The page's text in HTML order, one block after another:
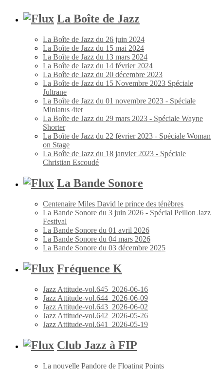
La Boîte de Jazz
La Boîte de Jazz du 26 juin 2024
La Boîte de Jazz du 15 mai 2024
La Boîte de Jazz du 13 mars 2024
La Boîte de Jazz du 14 février 2024
La Boîte de Jazz du 20 décembre 2023
La Boîte de Jazz du 15 Novembre 2023 Spéciale
Jultrane
La Boîte de Jazz du 01 novembre 2023 - Spéciale
Miniatus 4tet
La Boîte de Jazz du 29 mars 2023 - Spéciale Wayne
Shorter
La Boîte de Jazz du 22 février 2023 - Spéciale Woman
on Stage
La Boîte de Jazz du 18 janvier 2023 - Spéciale
Christian Escoudé
La Bande Sonore
Centenaire Miles David le prince des ténèbres
La Bande Sonore du 3 juin 2026 - Spécial Peillon Jazz
Festival
La Bande Sonore du 01 avril 2026
La Bande Sonore du 04 mars 2026
La Bande Sonore du 03 décembre 2025
Fréquence K
Jazz Attitude-vol.645_2026-06-16
Jazz Attitude-vol.644_2026-06-09
Jazz Attitude-vol.643_2026-06-02
Jazz Attitude-vol.642_2026-05-26
Jazz Attitude-vol.641_2026-05-19
Club Jazz à FIP
La nouvelle Pandore de Floating Points